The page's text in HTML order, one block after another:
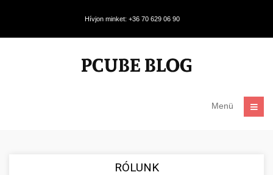
Hívjon minket: +36 70 629 06 90
Menü
RÓLUNK